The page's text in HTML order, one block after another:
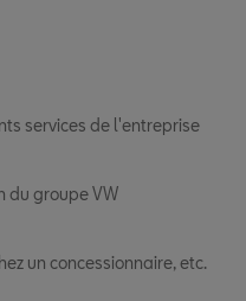
services de l'entreprise
du groupe VW
un concessionnaire, etc.